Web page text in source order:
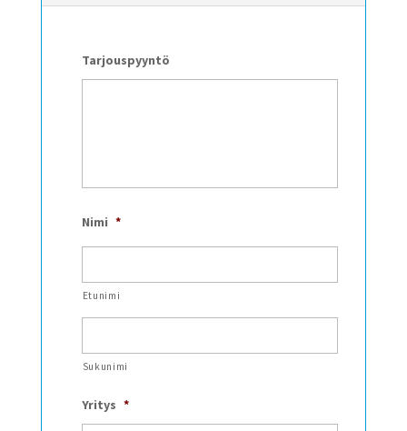
Tarjouspyyntö
Nimi *
Etunimi
Sukunimi
Yritys *